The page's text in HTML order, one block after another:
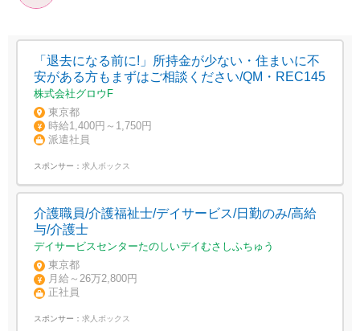
「退去になる前に!」所持金が少ない・住まいに不
安がある方もまずはご相談ください/QM・REC145
株式会社グロウF
東京都
時給1,400円～1,750円
派遣社員
スポンサー： 求人ボックス
介護職員/介護福祉士/デイサービス/日勤のみ/高給
与/介護士
デイサービスセンターたのしいデイむさしふちゅう
東京都
月給～26万2,800円
正社員
スポンサー： 求人ボックス